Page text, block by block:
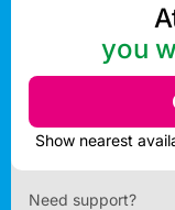
you
Need support?